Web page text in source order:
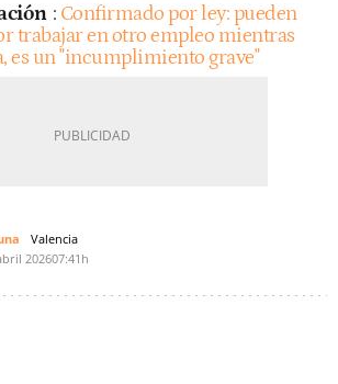
: Confirmado por ley: pueden
trabajar en otro empleo mientras
es un "incumplimiento grave"
Valencia
202607:41h